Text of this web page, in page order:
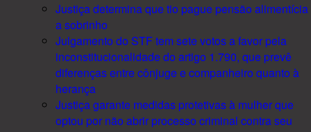
Justiça determina que tio pague pensão alimentícia
a sobrinho
Julgamento do STF tem sete votos a favor pela
inconstitucionalidade do artigo 1.790, que prevê
diferenças entre cônjuge e companheiro quanto à
herança
Justiça garante medidas protetivas à mulher que
optou por não abrir processo criminal contra seu